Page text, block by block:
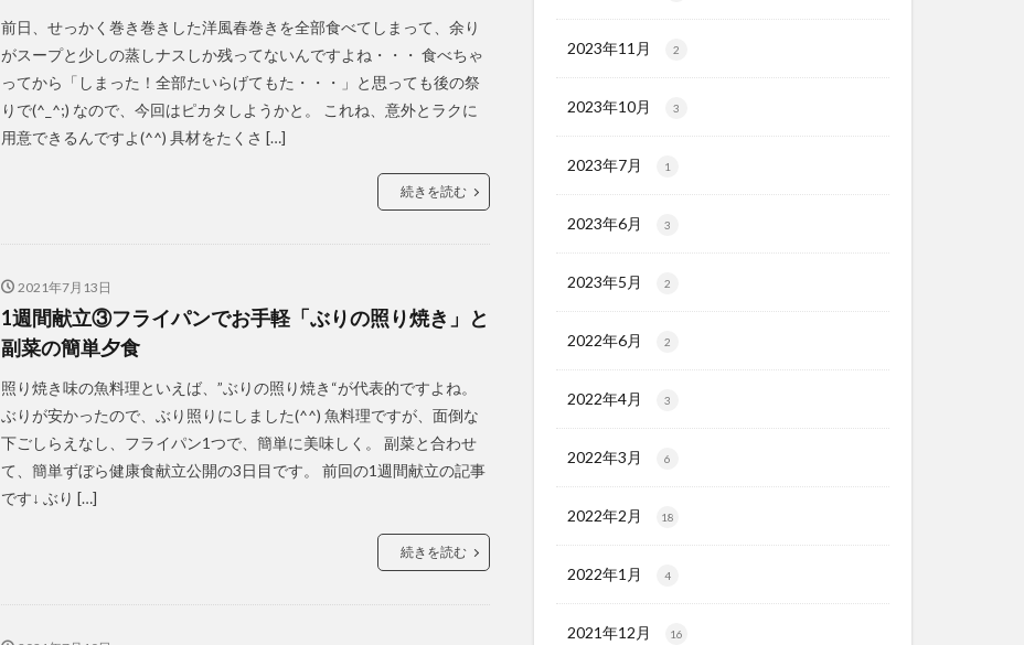
前日、せっかく巻き巻きした洋風春巻きを全部食べてしまって、余り
がスープと少しの蒸しナスしか残ってないんですよね・・・ 食べちゃ
ってから「しまった！全部たいらげてもた・・・」と思っても後の祭
りで(^_^;) なので、今回はピカタしようかと。 これね、意外とラクに
用意できるんですよ(^^) 具材をたくさ […]
続きを読む
2021年7月13日
1週間献立③フライパンでお手軽「ぶりの照り焼き」と
副菜の簡単夕食
照り焼き味の魚料理といえば、”ぶりの照り焼き“が代表的ですよね。
ぶりが安かったので、ぶり照りにしました(^^) 魚料理ですが、面倒な
下ごしらえなし、フライパン1つで、簡単に美味しく。 副菜と合わせ
て、簡単ずぼら健康食献立公開の3日目です。 前回の1週間献立の記事
です↓ ぶり […]
続きを読む
2023年11月 2
2023年10月 3
2023年7月 1
2023年6月 3
2023年5月 2
2022年6月 2
2022年4月 3
2022年3月 6
2022年2月 18
2022年1月 4
2021年12月 16